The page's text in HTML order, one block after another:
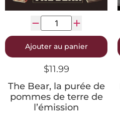
The Bear, la purée de
pommes de terre de
l’émission
$11.99
Ajouter au panier